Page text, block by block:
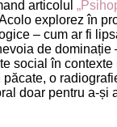
articolul
explorez în
– cum ar fi
de dominație
social în
o
doar pentru a-și